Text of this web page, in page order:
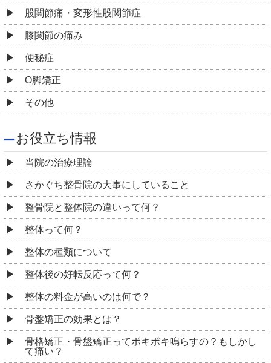
股関節痛・変形性股関節症
膝関節の痛み
便秘症
O脚矯正
その他
お役立ち情報
当院の治療理論
さかぐち整骨院の大事にしていること
整骨院と整体院の違いって何？
整体って何？
整体の種類について
整体後の好転反応って何？
整体の料金が高いのは何で？
骨盤矯正の効果とは？
骨格矯正・骨盤矯正ってポキポキ鳴らすの？もしかし
て痛い？